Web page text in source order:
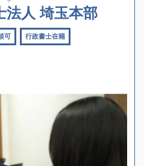
法人 埼玉本部
可 行政書士在籍